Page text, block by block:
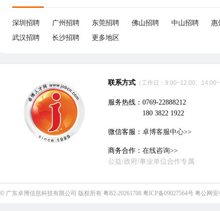
深圳招聘 广州招聘 东莞招聘 佛山招聘 中山招聘
惠
武汉招聘
长沙招聘 更多地区
联系方式 （工作日：9:00~12:00、
服务热线：0769-22888212
180 3822 1922
微信客服： 卓博客服中心>>
商务合作： 在线咨询>>
公益/政府/事业单位合作专属
© 广东卓博信息科技有限公司 版权所有 粤B2-20261708 粤ICP备09027564号 粤公网安